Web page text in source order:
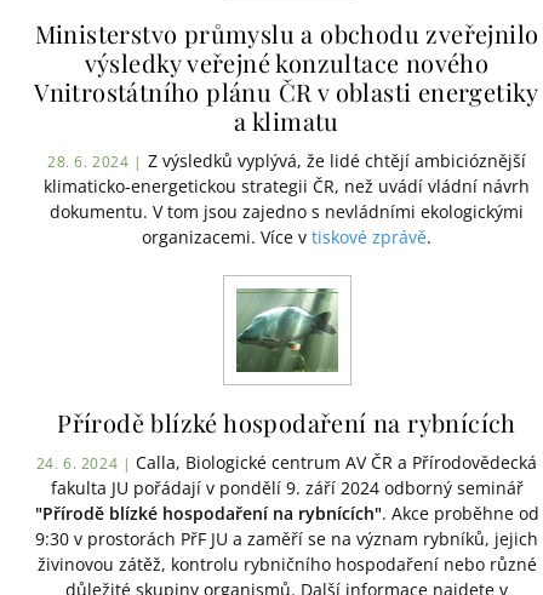
Ministerstvo průmyslu a obchodu zveřejnilo
výsledky veřejné konzultace nového
Vnitrostátního plánu ČR v oblasti energetiky
a klimatu
28. 6. 2024 | Z výsledků vyplývá, že lidé chtějí ambicióznější
klimaticko-energetickou strategii ČR, než uvádí vládní návrh
dokumentu. V tom jsou zajedno s nevládními ekologickými
organizacemi. Více v tiskové zprávě.
Přírodě blízké hospodaření na rybnících
24. 6. 2024 | Calla, Biologické centrum AV ČR a Přírodovědecká
fakulta JU pořádají v pondělí 9. září 2024 odborný seminář
"Přírodě blízké hospodaření na rybnících". Akce proběhne od
9:30 v prostorách PřF JU a zaměří se na význam rybníků, jejich
živinovou zátěž, kontrolu rybničního hospodaření nebo různé
důležité skupiny organismů. Další informace najdete v